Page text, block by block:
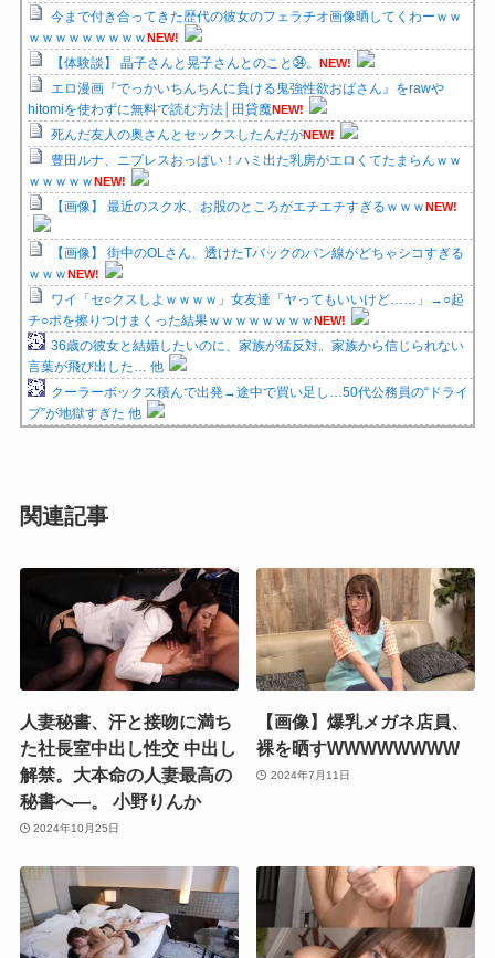
今まで付き合ってきた歴代の彼女のフェラチオ画像晒してくわーｗｗ
ｗｗｗｗｗｗｗｗｗNEW!
【体験談】 晶子さんと晃子さんとのこと㉞。 NEW!
エロ漫画『でっかいちんちんに負ける鬼強性欲おばさん』をrawや
hitomiを使わずに無料で読む方法│田貸魔NEW!
死んだ友人の奥さんとセックスしたんだがNEW!
豊田ルナ、ニプレスおっぱい！ハミ出た乳房がエロくてたまらんｗｗ
ｗｗｗｗｗNEW!
【画像】 最近のスク水、お股のところがエチエチすぎるｗｗｗNEW!
【画像】 街中のOLさん、透けたTバックのパン線がどちゃシコすぎる
ｗｗｗNEW!
ワイ「セ○クスしよｗｗｗｗ」女友達「ヤってもいいけど……」→○起
チ○ポを擦りつけまくった結果ｗｗｗｗｗｗｗｗNEW!
36歳の彼女と結婚したいのに、家族が猛反対。家族から信じられない
言葉が飛び出した… 他
クーラーボックス積んで出発→途中で買い足し…50代公務員の“ドライ
ブ”が地獄すぎた 他
関連記事
人妻秘書、汗と接吻に満ち
た社長室中出し性交 中出し
解禁。大本命の人妻最高の
秘書へ―。 小野りんか
2024年10月25日
【画像】爆乳メガネ店員、
裸を晒すWWWWWWWW
2024年7月11日